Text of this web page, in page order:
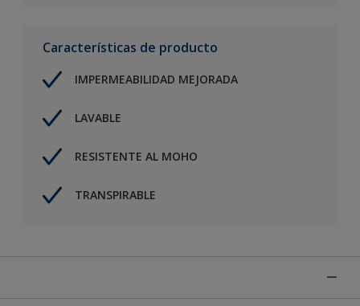
Características de producto
IMPERMEABILIDAD MEJORADA
LAVABLE
RESISTENTE AL MOHO
TRANSPIRABLE